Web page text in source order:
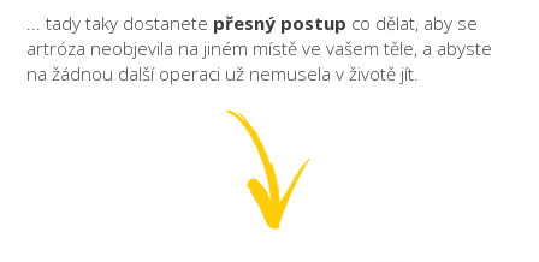
... tady taky dostanete přesný postup co dělat, aby se
artróza neobjevila na jiném místě ve vašem těle, a abyste
na žádnou další operaci už nemusela v životě jít.